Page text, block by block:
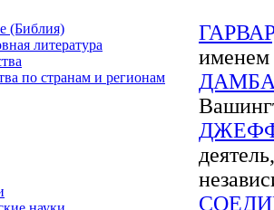
(Библия)
литература
по странам и регионам
именем